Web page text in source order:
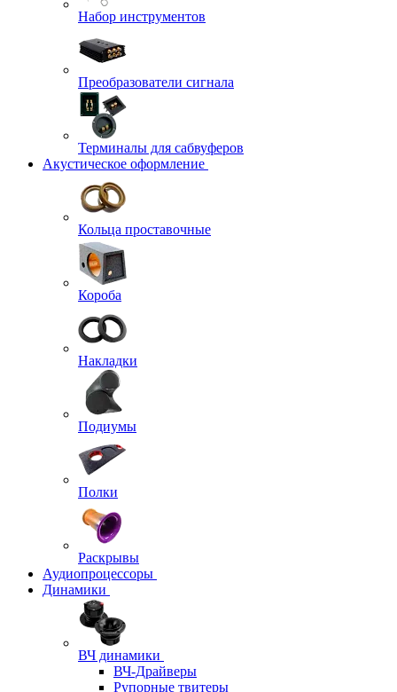
Набор инструментов
Преобразователи сигнала
Терминалы для сабвуферов
Акустическое оформление
Кольца проставочные
Короба
Накладки
Подиумы
Полки
Раскрывы
Аудиопроцессоры
Динамики
ВЧ динамики
ВЧ-Драйверы
Рупорные твитеры